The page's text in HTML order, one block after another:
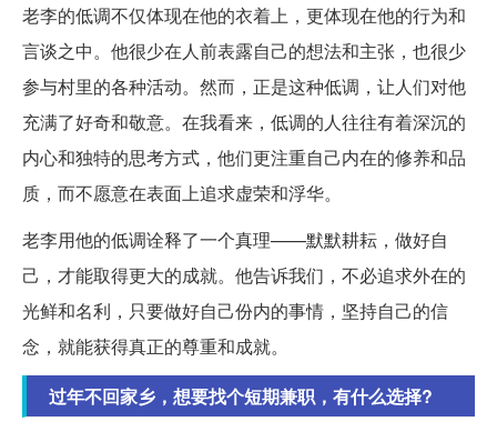
老李的低调不仅体现在他的衣着上，更体现在他的行为和
言谈之中。他很少在人前表露自己的想法和主张，也很少
参与村里的各种活动。然而，正是这种低调，让人们对他
充满了好奇和敬意。在我看来，低调的人往往有着深沉的
内心和独特的思考方式，他们更注重自己内在的修养和品
质，而不愿意在表面上追求虚荣和浮华。
老李用他的低调诠释了一个真理——默默耕耘，做好自
己，才能取得更大的成就。他告诉我们，不必追求外在的
光鲜和名利，只要做好自己份内的事情，坚持自己的信
念，就能获得真正的尊重和成就。
过年不回家乡，想要找个短期兼职，有什么选择?